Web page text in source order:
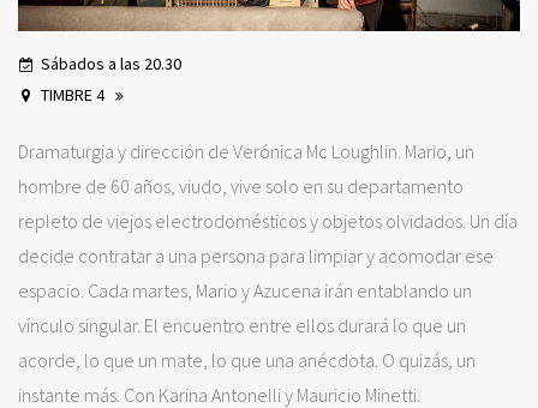
Sábados a las 20.30
TIMBRE 4
Dramaturgia y dirección de Verónica Mc Loughlin. Mario, un
hombre de 60 años, viudo, vive solo en su departamento
repleto de viejos electrodomésticos y objetos olvidados. Un día
decide contratar a una persona para limpiar y acomodar ese
espacio. Cada martes, Mario y Azucena irán entablando un
vínculo singular. El encuentro entre ellos durará lo que un
acorde, lo que un mate, lo que una anécdota. O quizás, un
instante más. Con Karina Antonelli y Mauricio Minetti.